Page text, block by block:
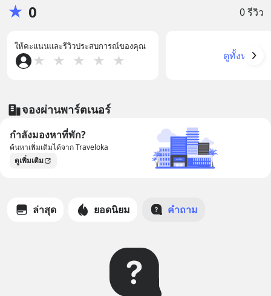
★ 0 0 รีวิว
ให้คะแนนและรีวิวประสบการณ์ของคุณ
★ ★ ★ ★ ★ ดูทั้งหมด
จองผ่านพาร์ตเนอร์
กำลังมองหาที่พัก?
ค้นหาเพิ่มเติมได้จาก Traveloka
ดูเพิ่มเติม
ล่าสุด ยอดนิยม คำถาม